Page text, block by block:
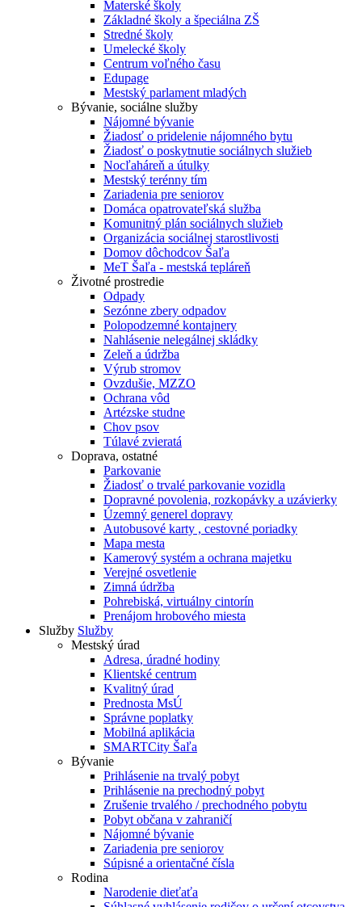
Materské školy
Základné školy a špeciálna ZŠ
Stredné školy
Umelecké školy
Centrum voľného času
Edupage
Mestský parlament mladých
Bývanie, sociálne služby
Nájomné bývanie
Žiadosť o pridelenie nájomného bytu
Žiadosť o poskytnutie sociálnych služieb
Nocľaháreň a útulky
Mestský terénny tím
Zariadenia pre seniorov
Domáca opatrovateľská služba
Komunitný plán sociálnych služieb
Organizácia sociálnej starostlivosti
Domov dôchodcov Šaľa
MeT Šaľa - mestská tepláreň
Životné prostredie
Odpady
Sezónne zbery odpadov
Polopodzemné kontajnery
Nahlásenie nelegálnej skládky
Zeleň a údržba
Výrub stromov
Ovzdušie, MZZO
Ochrana vôd
Artézske studne
Chov psov
Túlavé zvieratá
Doprava, ostatné
Parkovanie
Žiadosť o trvalé parkovanie vozidla
Dopravné povolenia, rozkopávky a uzávierky
Územný generel dopravy
Autobusové karty , cestovné poriadky
Mapa mesta
Kamerový systém a ochrana majetku
Verejné osvetlenie
Zimná údržba
Pohrebiská, virtuálny cintorín
Prenájom hrobového miesta
Služby Služby
Mestský úrad
Adresa, úradné hodiny
Klientské centrum
Kvalitný úrad
Prednosta MsÚ
Správne poplatky
Mobilná aplikácia
SMARTCity Šaľa
Bývanie
Prihlásenie na trvalý pobyt
Prihlásenie na prechodný pobyt
Zrušenie trvalého / prechodného pobytu
Pobyt občana v zahraničí
Nájomné bývanie
Zariadenia pre seniorov
Súpisné a orientačné čísla
Rodina
Narodenie dieťaťa